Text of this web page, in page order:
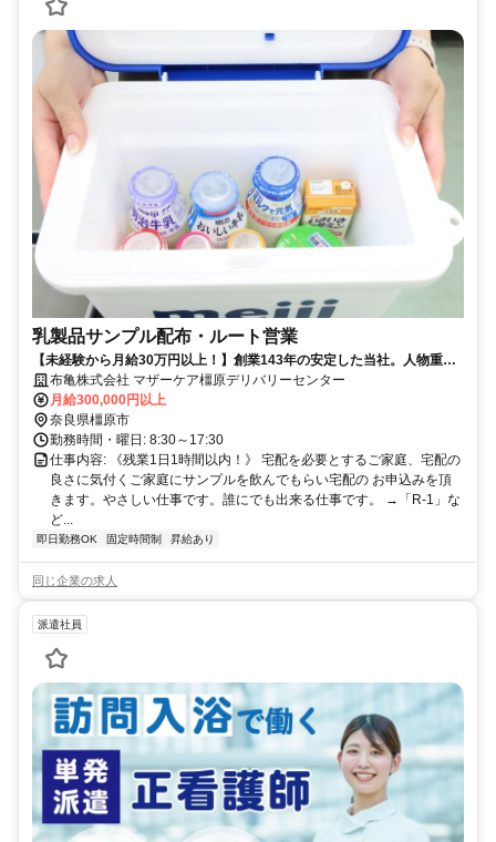
乳製品サンプル配布・ルート営業
【未経験から月給30万円以上！】創業143年の安定した当社。人物重
視・年齢学歴不問です！
布亀株式会社 マザーケア橿原デリバリーセンター
月給300,000円以上
奈良県橿原市
勤務時間・曜日: 8:30～17:30
仕事内容: 《残業1日1時間以内！》 宅配を必要とするご家庭、宅配の
良さに気付くご家庭にサンプルを飲んでもらい宅配の お申込みを頂
きます。やさしい仕事です。誰にでも出来る仕事です。 →「R-1」な
ど...
即日勤務OK 固定時間制 昇給あり
同じ企業の求人
派遣社員